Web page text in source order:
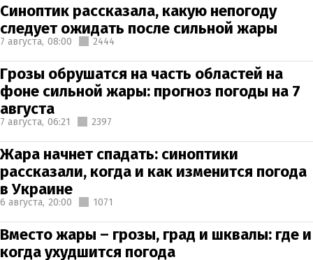
Синоптик рассказала, какую непогоду
следует ожидать после сильной жары
7 августа, 08:00 2444
Грозы обрушатся на часть областей на
фоне сильной жары: прогноз погоды на 7
августа
7 августа, 06:21 2397
Жара начнет спадать: синоптики
рассказали, когда и как изменится погода
в Украине
6 августа, 20:00 1071
Вместо жары – грозы, град и шквалы: где и
когда ухудшится погода